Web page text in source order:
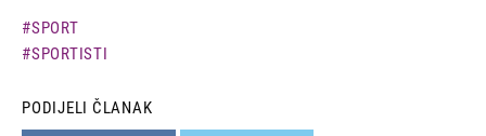
SPORT
SPORTISTI
PODIJELI ČLANAK